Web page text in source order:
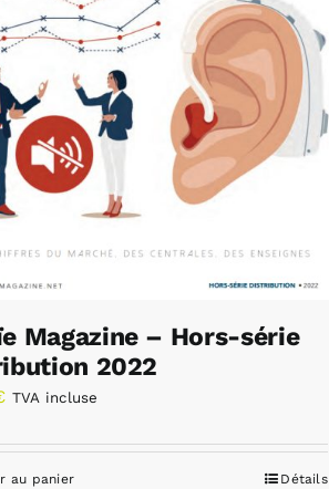
Magazine – Hors-série
2022
TVA incluse
au panier Détails